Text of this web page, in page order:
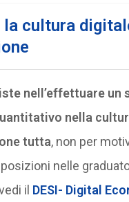
la cultura
nell’effettuare un
nella
tutta, non per
nelle
il DESI- Digital